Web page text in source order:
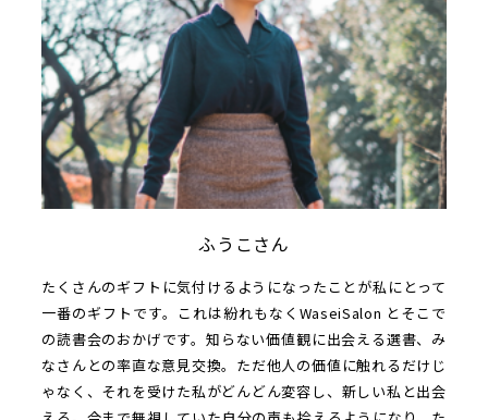
ふうこさん
たくさんのギフトに気付けるようになったことが私にとって
一番のギフトです。これは紛れもなくWaseiSalon とそこで
の読書会のおかげです。知らない価値観に出会える選書、み
なさんとの率直な意見交換。ただ他人の価値に触れるだけじ
ゃなく、それを受けた私がどんどん変容し、新しい私と出会